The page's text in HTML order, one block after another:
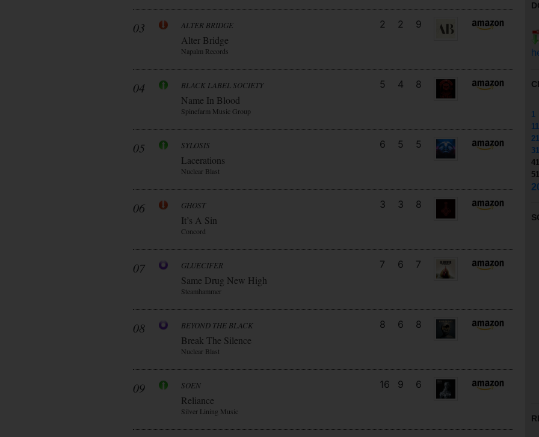
03 ALTER BRIDGE
Alter Bridge
Napalm Records
2 2 9
04 BLACK LABEL SOCIETY
Name In Blood
Spinefarm Music Group
5 4 8
05 SYLOSIS
Lacerations
Nuclear Blast
6 5 5
06 GHOST
It’s A Sin
Concord
3 3 8
07 GLUECIFER
Same Drug New High
Steamhammer
7 6 7
08 BEYOND THE BLACK
Break The Silence
Nuclear Blast
8 6 8
09 SOEN
Reliance
Silver Lining Music
16 9 6
1
11
21
31
41
51